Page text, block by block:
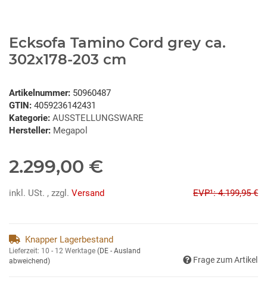
Ecksofa Tamino Cord grey ca.
302x178-203 cm
Artikelnummer: 50960487
GTIN: 4059236142431
Kategorie: AUSSTELLUNGSWARE
Hersteller: Megapol
2.299,00 €
inkl. USt. , zzgl. Versand EVP¹: 4.199,95 €
Knapper Lagerbestand
Lieferzeit: 10 - 12 Werktage (DE - Ausland
abweichend)
Frage zum Artikel